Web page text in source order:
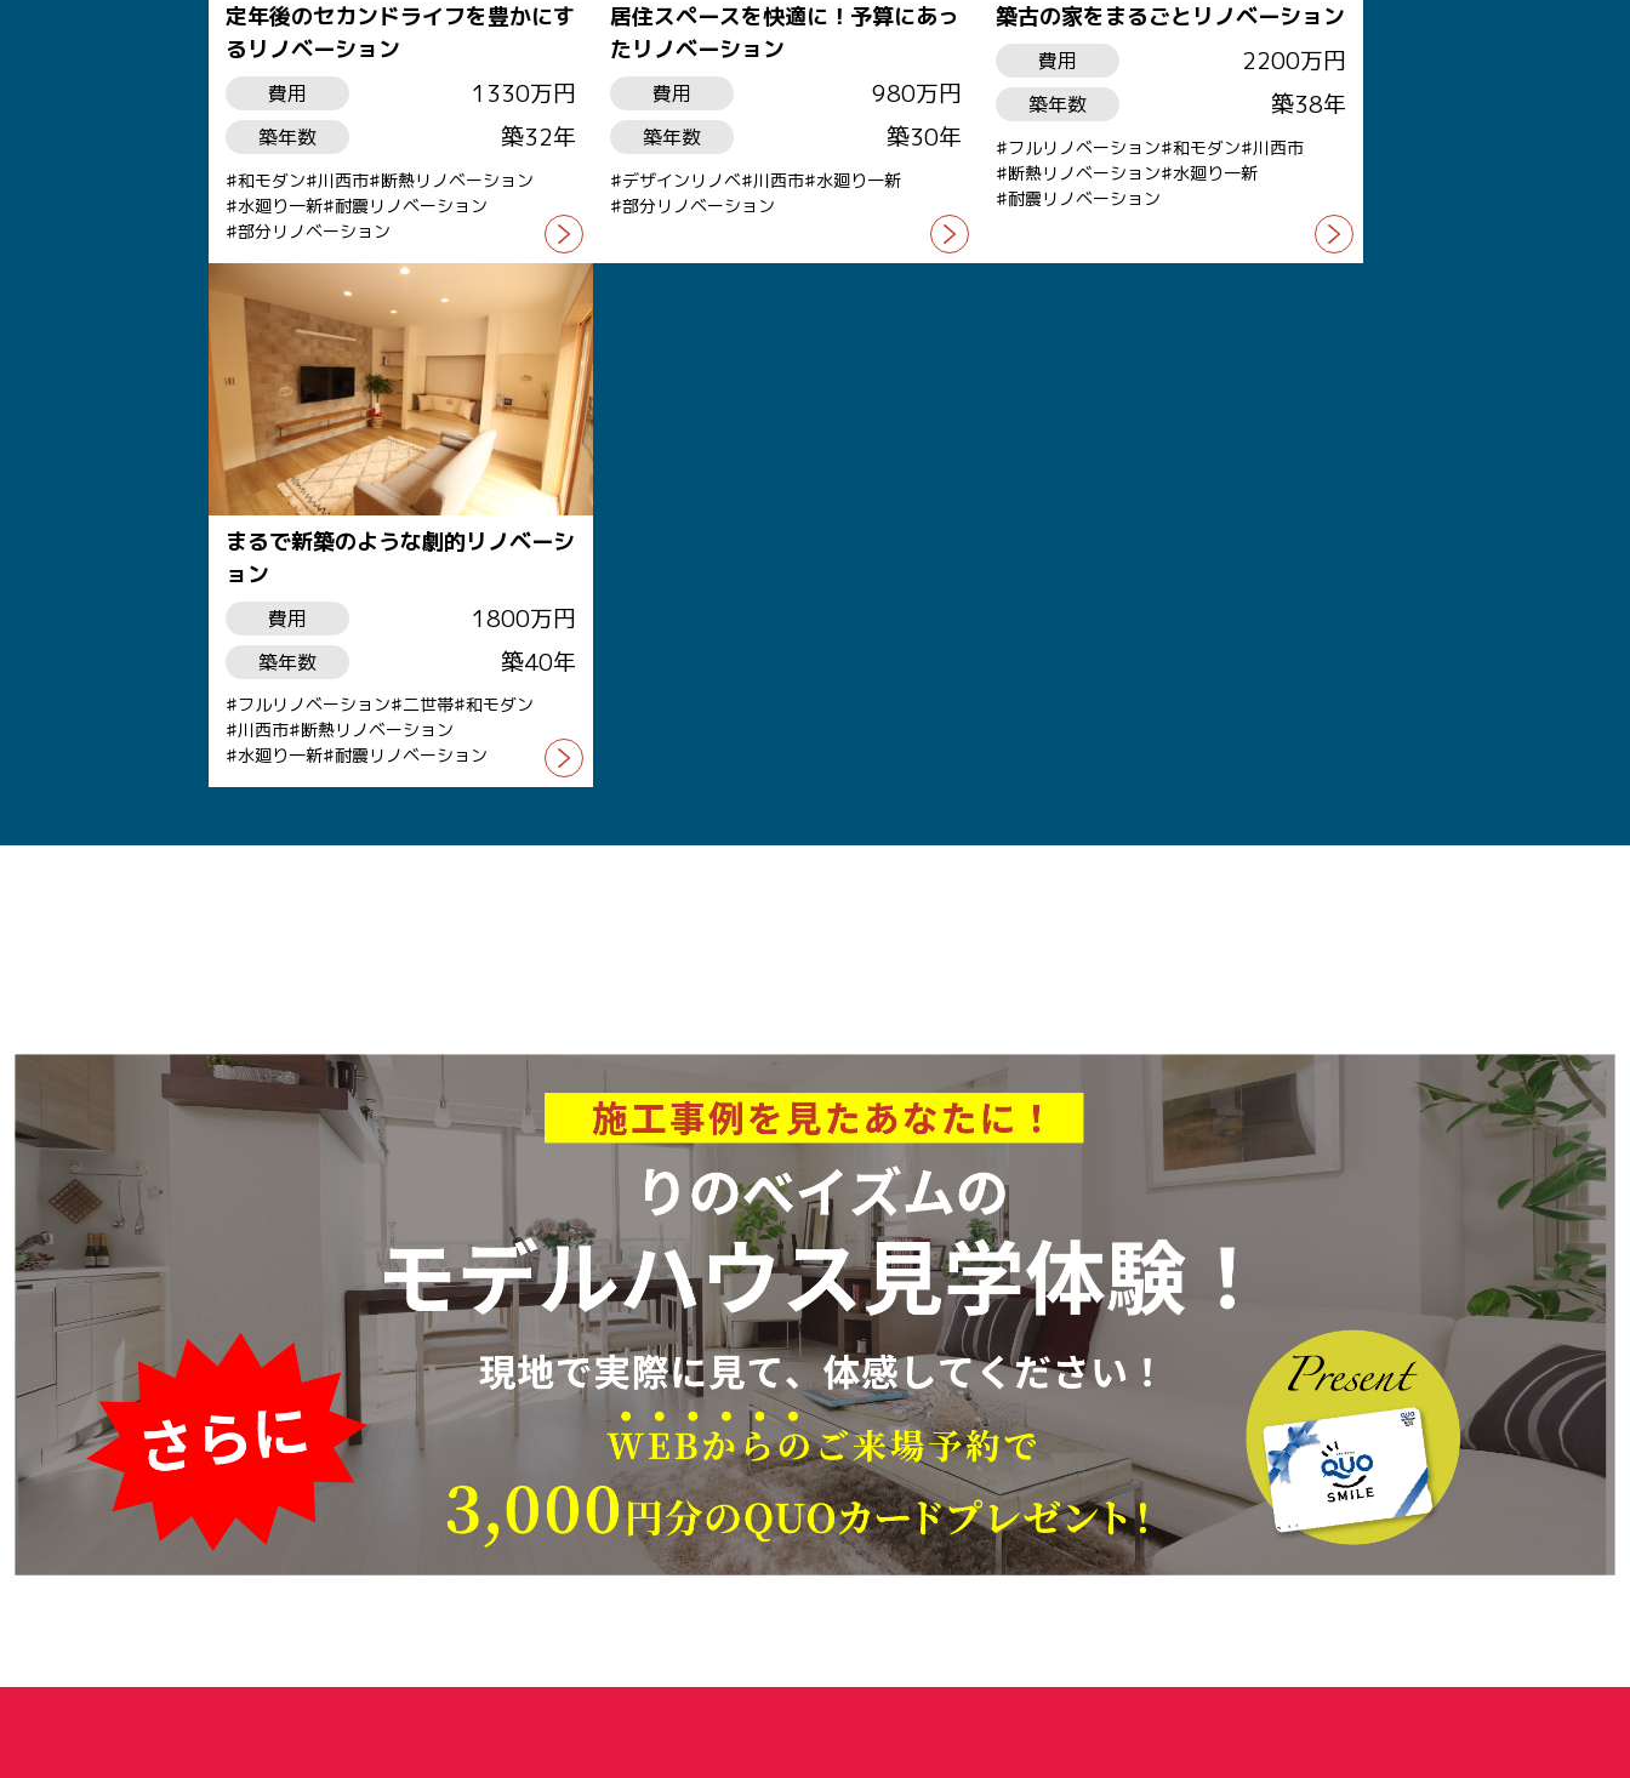
定年後のセカンドライフを豊かにす
るリノベーション
費用 1330万円
築年数 築32年
和モダン 川西市 断熱リノベーション
水廻り一新 耐震リノベーション
部分リノベーション
居住スペースを快適に！予算にあっ
たリノベーション
費用 980万円
築年数 築30年
デザインリノベ 川西市 水廻り一新
部分リノベーション
築古の家をまるごとリノベーション
費用 2200万円
築年数 築38年
フルリノベーション 和モダン
川西市
断熱リノベーション 水廻り一新
耐震リノベーション
まるで新築のような劇的リノベーシ
ョン
費用 1800万円
築年数 築40年
フルリノベーション 二世帯 和モダン
川西市 断熱リノベーション
水廻り一新 耐震リノベーション